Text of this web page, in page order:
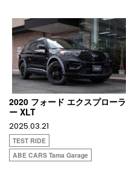
2020 フォード エクスプローラ
ー XLT
2025.03.21
TEST RIDE
ABE CARS Tama Garage